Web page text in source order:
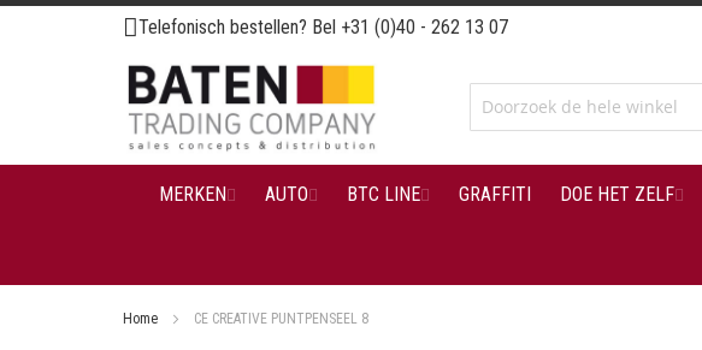
Ga
naar
de
inhoud
Telefonisch bestellen? Bel +31 (0)40 - 262 13 07
MERKEN AUTO BTC LINE GRAFFITI DOE HET ZELF
Home CE CREATIVE PUNTPENSEEL 8